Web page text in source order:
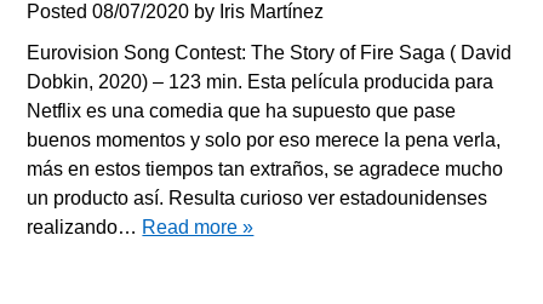
Posted08/07/2020 by Iris Martínez
Eurovision Song Contest: The Story of Fire Saga ( David
Dobkin, 2020) – 123 min. Esta película producida para
Netflix es una comedia que ha supuesto que pase
buenos momentos y solo por eso merece la pena verla,
más en estos tiempos tan extraños, se agradece mucho
un producto así. Resulta curioso ver estadounidenses
realizando… Read more »